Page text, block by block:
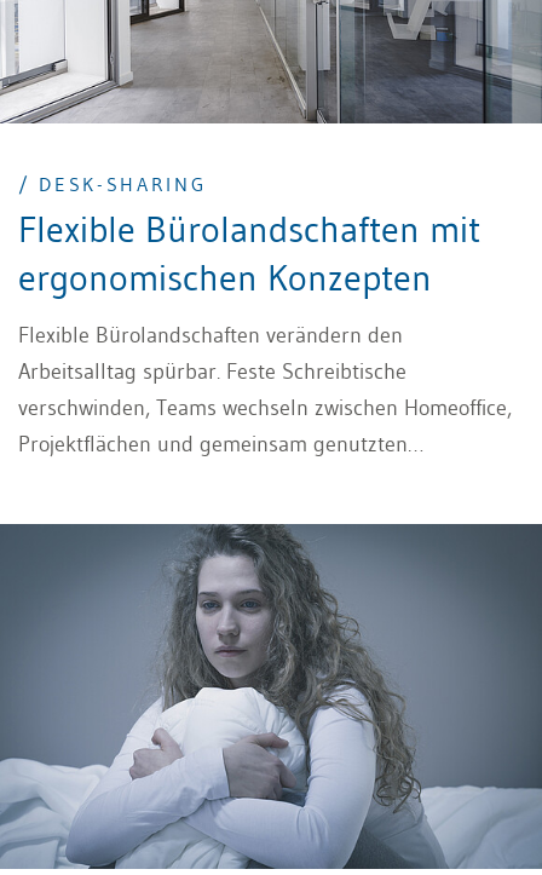
/ DESK-SHARING
Flexible Bürolandschaften mit
ergonomischen Konzepten
Flexible Bürolandschaften verändern den
Arbeitsalltag spürbar. Feste Schreibtische
verschwinden, Teams wechseln zwischen Homeoffice,
Projektflächen und gemeinsam genutzten
Anforderungen mit sich. Ergonomisches Desk-Sharing
funktioniert nur, wenn Arbeitsplätze schnell an
unterschiedliche Körpergrößen, Tätigkeiten und
Arbeitsgewohnheiten angepasst werden können.
Sonst wird aus Flexibilität schnell Belastung:
verspannte Schultern, Nackenschmerzen, müde
Augen oder Beschwerden im unteren Rücken.